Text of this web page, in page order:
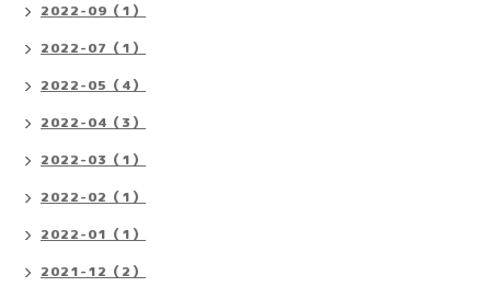
2022-09（1）
2022-07（1）
2022-05（4）
2022-04（3）
2022-03（1）
2022-02（1）
2022-01（1）
2021-12（2）